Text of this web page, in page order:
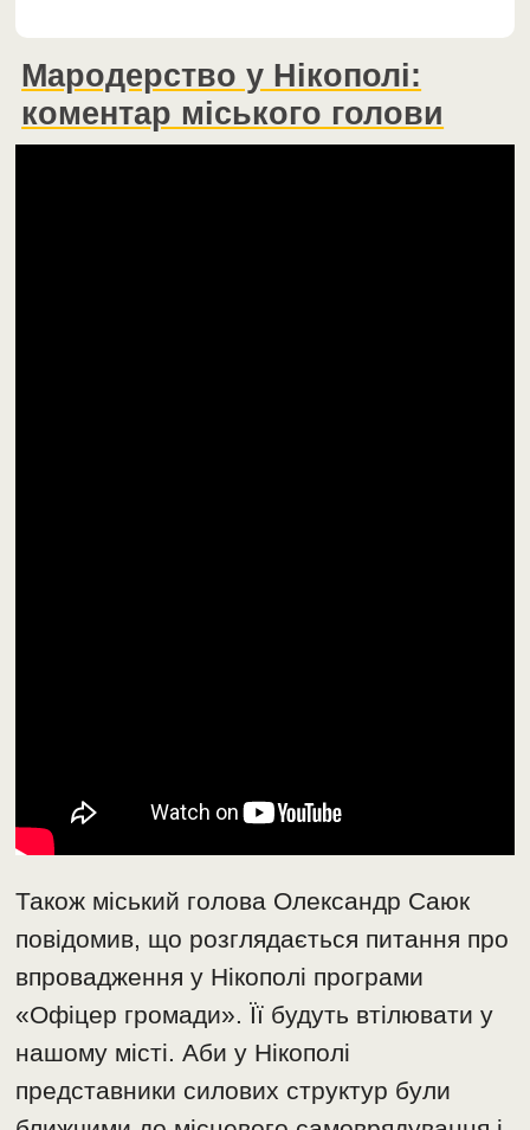
Мародерство у Нікополі:
коментар міського голови
Також міський голова Олександр Саюк
повідомив, що розглядається питання про
впровадження у Нікополі програми
«Офіцер громади». Її будуть втілювати у
нашому місті. Аби у Нікополі
представники силових структур були